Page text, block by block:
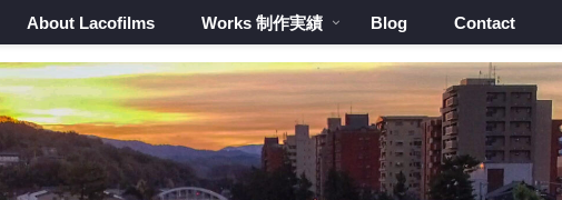
About Lacofilms Works 制作実績 Blog Contact